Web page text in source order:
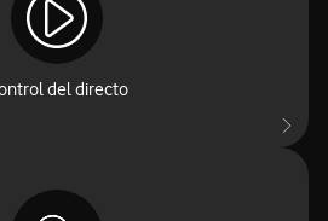
del directo
el dueño de los derechos no lo permite
en cualquier pantalla hasta 6